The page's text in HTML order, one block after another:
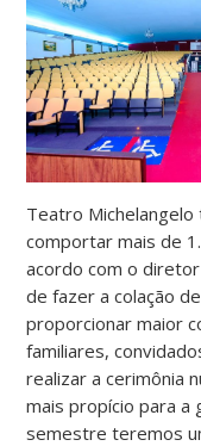
Teatro Michelangelo
comportar mais de
acordo com o diretor
de fazer a colação
proporcionar maior
familiares,
realizar a cerimônia
mais propício para a
semestre teremos